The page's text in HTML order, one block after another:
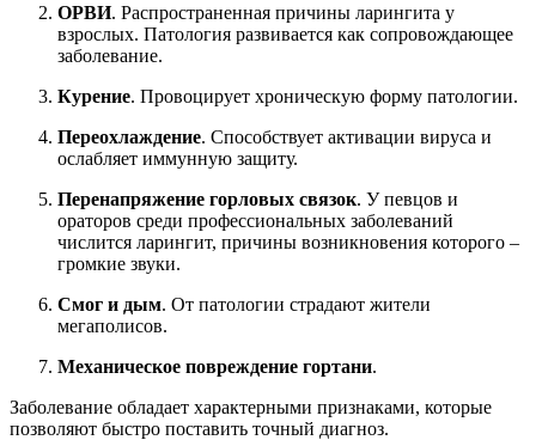
ОРВИ. Распространенная причины ларингита у
взрослых. Патология развивается как сопровождающее
заболевание.
Курение. Провоцирует хроническую форму патологии.
Переохлаждение. Способствует активации вируса и
ослабляет иммунную защиту.
Перенапряжение горловых связок. У певцов и
ораторов среди профессиональных заболеваний
числится ларингит, причины возникновения которого –
громкие звуки.
Смог и дым. От патологии страдают жители
мегаполисов.
Механическое повреждение гортани.
Заболевание обладает характерными признаками, которые
позволяют быстро поставить точный диагноз.